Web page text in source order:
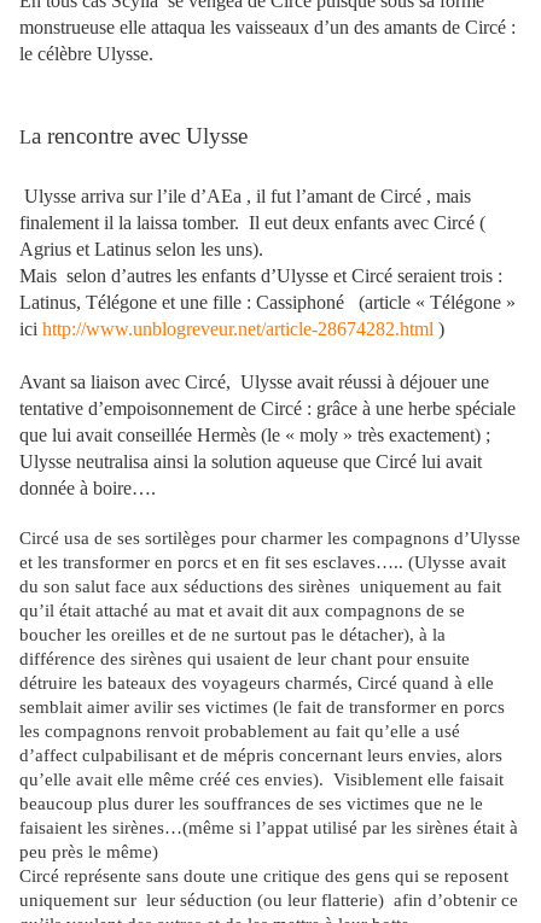
monstrueuse elle attaqua les vaisseaux d’un des amants de Circé :
le célèbre Ulysse.
La rencontre avec Ulysse
Ulysse arriva sur l’ile d’AEa , il fut l’amant de Circé , mais
finalement il la laissa tomber. Il eut deux enfants avec Circé (
Agrius et Latinus selon les uns).
Mais selon d’autres les enfants d’Ulysse et Circé seraient trois :
Latinus, Télégone et une fille : Cassiphoné
(article « Télégone »
ici http://www.unblogreveur.net/article-28674282.html )
Avant sa liaison avec Circé, Ulysse avait réussi à déjouer une
tentative d’empoisonnement de Circé : grâce à une herbe spéciale
que lui avait conseillée Hermès (le « moly » très exactement) ;
Ulysse neutralisa ainsi la solution aqueuse que Circé lui avait
donnée à boire….
Circé usa de ses sortilèges pour charmer les compagnons d’Ulysse
et les transformer en porcs et en fit ses esclaves….. (Ulysse avait
du son salut face aux séductions des sirènes uniquement au fait
qu’il était attaché au mat et avait dit aux compagnons de se
boucher les oreilles et de ne surtout pas le détacher), à la
différence des sirènes qui usaient de leur chant pour ensuite
détruire les bateaux des voyageurs charmés, Circé quand à elle
semblait aimer avilir ses victimes (le fait de transformer en porcs
les compagnons renvoit probablement au fait qu’elle a usé
d’affect culpabilisant et de mépris concernant leurs envies, alors
qu’elle avait elle même créé ces envies). Visiblement elle faisait
beaucoup plus durer les souffrances de ses victimes que ne le
faisaient les sirènes…(même si l’appat utilisé par les sirènes était à
peu près le même)
Circé représente sans doute une critique des gens qui se reposent
uniquement sur leur séduction (ou leur flatterie) afin d’obtenir ce